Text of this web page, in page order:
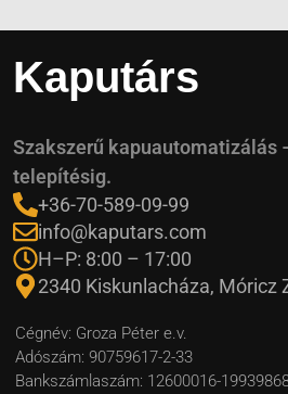
Kaputárs
Szakszerű kapuautomatizálás
telepítésig.
+36-70-589-09-99
info@kaputars.com
H–P: 8:00 – 17:00
2340 Kiskunlacháza, Móricz
Cégnév: Groza Péter e.v.
Adószám: 90759617-2-33
Bankszámlaszám: 12600016-